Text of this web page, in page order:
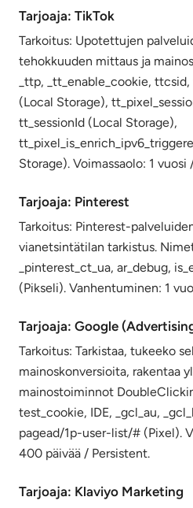
Tarjoaja: TikTok
Tarkoitus: Upotettujen
tehokkuuden mittaus ja
_ttp, _tt_enable_cookie,
(Local Storage),
tt_sessionId (Local Storage),
Storage). Voimassaolo: 1
Tarjoaja: Pinterest
Tarkoitus: Pinterest-
vianetsintätilan tarkistus.
_pinterest_ct_ua, ar_debug,
(Pikseli). Vanhentuminen: 1
Tarjoaja: Google
Tarkoitus: Tarkistaa, tukeeko
mainoskonversioita, rakentaa
mainostoiminnot
test_cookie, IDE, _gcl_au,
pagead/1p-user-list/# (Pixel).
400 päivää / Persistent.
Tarjoaja: Klaviyo Marketing